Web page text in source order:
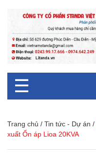
☰
Trang chủ / Tin tức - Dự án /
xuất Ổn áp Lioa 20KVA